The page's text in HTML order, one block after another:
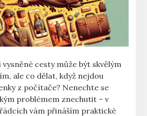
vysněné cesty může být skvělým
ale co dělat, když nejdou
z počítače? Nenechte se
problémem znechutit – v
vám přináším praktické